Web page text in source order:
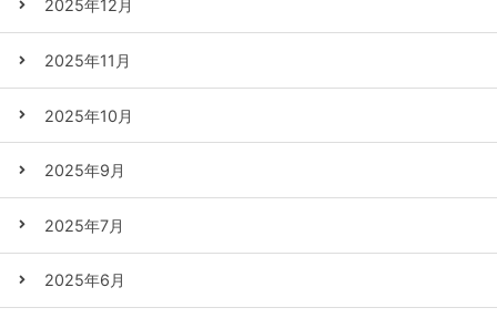
2025年12月
2025年11月
2025年10月
2025年9月
2025年7月
2025年6月